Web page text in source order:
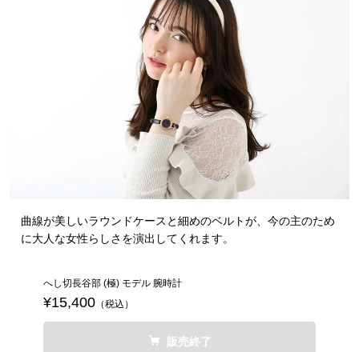
曲線が美しいラウンドケースと細めのベルトが、今の主のため
に大人な女性らしさを演出してくれます。
へし切長谷部 (極) モデル 腕時計
¥15,400 （税込）
販売終了